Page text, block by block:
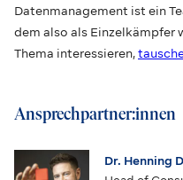
Datenmanagement ist ein
dem also als Einzelkämpfer
Thema interessieren,
Ansprechpartner:innen
Dr. Henning